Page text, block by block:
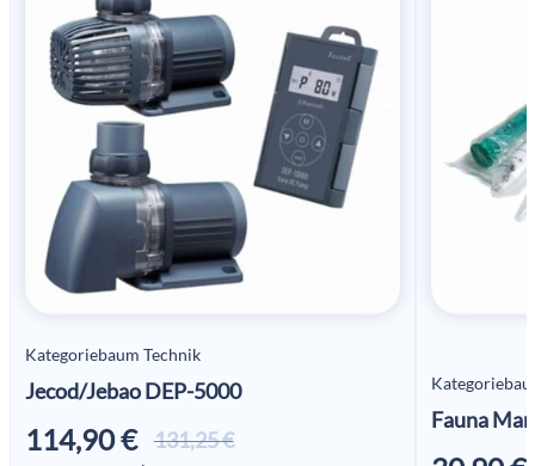
Kategoriebaum Technik
Jecod/Jebao DEP-5000
131,25€Ursprünglicher
114,90€
Aktueller
Fauna